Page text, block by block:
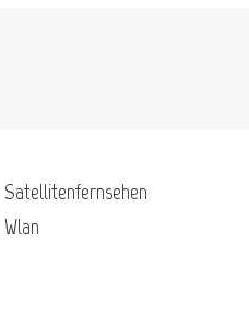
Satellitenfernsehen
Wlan